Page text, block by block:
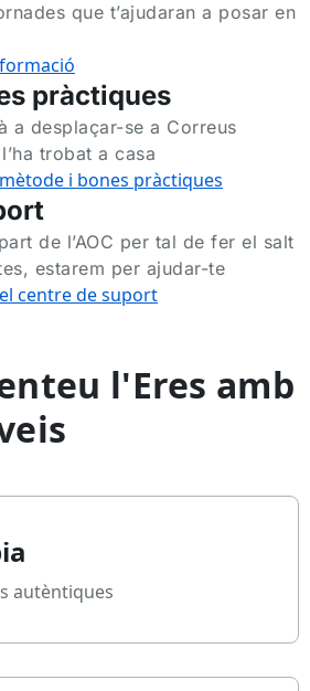
que t’ajudaran a posar en
pràctiques
a desplaçar-se a Correus
trobat a casa
i bones pràctiques
de l’AOC per tal de fer el salt
estarem per ajudar-te
centre de suport
l'Eres amb
autèntiques